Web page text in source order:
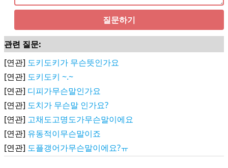
질문하기
관련 질문:
[연관] 도키도키가 무슨뜻인가요
[연관] 도키도키 ~.~
[연관] 디피가무슨말인가요
[연관] 도치가 무슨말 인가요?
[연관] 고채도고명도가무슨말이에요
[연관] 유동적이무슨말이죠
[연관] 도플갱어가무슨말이에요?ㅠ